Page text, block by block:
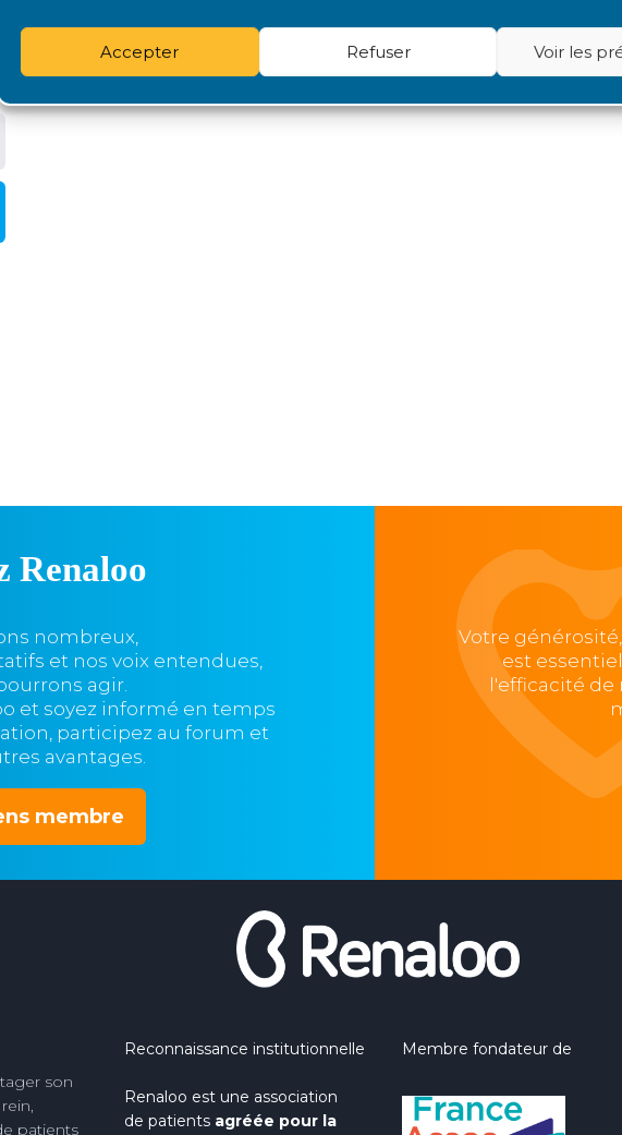
Accepter Refuser Voir les
Renaloo
nombreux,
et nos voix entendues,
agir.
et soyez informé en temps
participez au forum et
avantages.
membre
Votre
est
l'efficacité de
son
patients
Reconnaissance institutionnelle
Renaloo est une association
de patients agréée pour la
Membre fondateur de